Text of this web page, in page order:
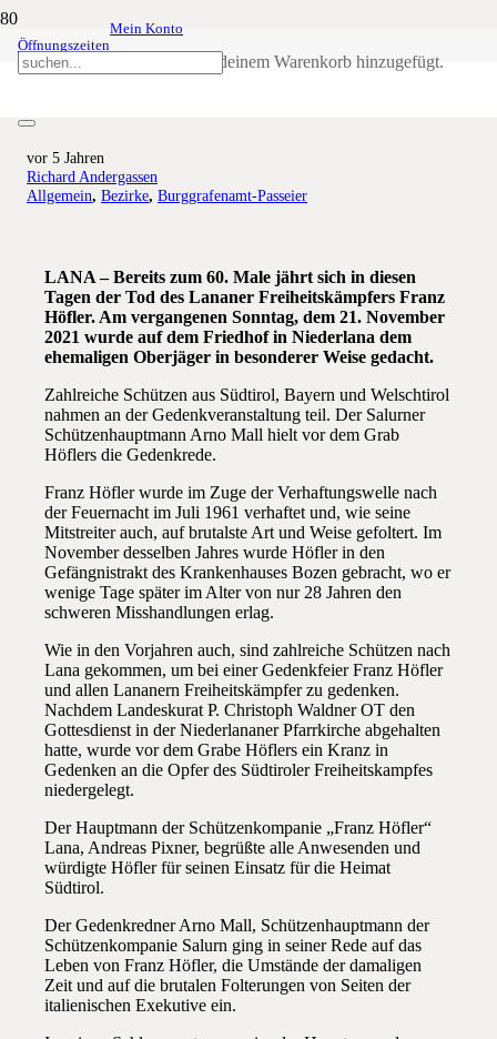
Öffnungszeiten
Mein Konto
wurde deinem Warenkorb hinzugefügt.
60. Todestag – Franz-Höfler-
vor 5 Jahren
Richard Andergassen
Allgemein, Bezirke, Burggrafenamt-Passeier
LANA – Bereits zum 60. Male jährt sich in diesen
Tagen der Tod des Lananer Freiheitskämpfers Franz
Höfler. Am vergangenen Sonntag, dem 21. November
2021 wurde auf dem Friedhof in Niederlana dem
ehemaligen Oberjäger in besonderer Weise gedacht.
Zahlreiche Schützen aus Südtirol, Bayern und Welschtirol
nahmen an der Gedenkveranstaltung teil. Der Salurner
Schützenhauptmann Arno Mall hielt vor dem Grab
Höflers die Gedenkrede.
Franz Höfler wurde im Zuge der Verhaftungswelle nach
der Feuernacht im Juli 1961 verhaftet und, wie seine
Mitstreiter auch, auf brutalste Art und Weise gefoltert. Im
November desselben Jahres wurde Höfler in den
Gefängnistrakt des Krankenhauses Bozen gebracht, wo er
wenige Tage später im Alter von nur 28 Jahren den
schweren Misshandlungen erlag.
Wie in den Vorjahren auch, sind zahlreiche Schützen nach
Lana gekommen, um bei einer Gedenkfeier Franz Höfler
und allen Lananern Freiheitskämpfer zu gedenken.
Nachdem Landeskurat P. Christoph Waldner OT den
Gottesdienst in der Niederlananer Pfarrkirche abgehalten
hatte, wurde vor dem Grabe Höflers ein Kranz in
Gedenken an die Opfer des Südtiroler Freiheitskampfes
niedergelegt.
Der Hauptmann der Schützenkompanie „Franz Höfler“
Lana, Andreas Pixner, begrüßte alle Anwesenden und
würdigte Höfler für seinen Einsatz für die Heimat
Südtirol.
Der Gedenkredner Arno Mall, Schützenhauptmann der
Schützenkompanie Salurn ging in seiner Rede auf das
Leben von Franz Höfler, die Umstände der damaligen
Zeit und auf die brutalen Folterungen von Seiten der
italienischen Exekutive ein.